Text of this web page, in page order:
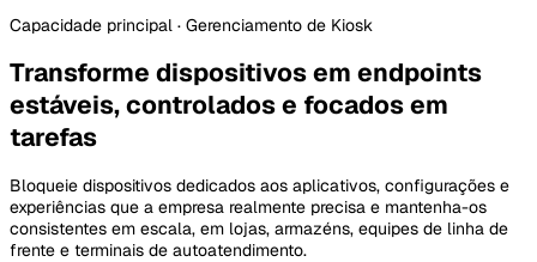
Capacidade principal · Gerenciamento de Kiosk
Transforme dispositivos em endpoints
estáveis, controlados e focados em
tarefas
Bloqueie dispositivos dedicados aos aplicativos, configurações e
experiências que a empresa realmente precisa e mantenha-os
consistentes em escala, em lojas, armazéns, equipes de linha de
frente e terminais de autoatendimento.